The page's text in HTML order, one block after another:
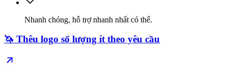
Nhanh chóng, hỗ trợ nhanh nhất có thể.
🦄 Thêu logo số lượng ít theo yêu cầu